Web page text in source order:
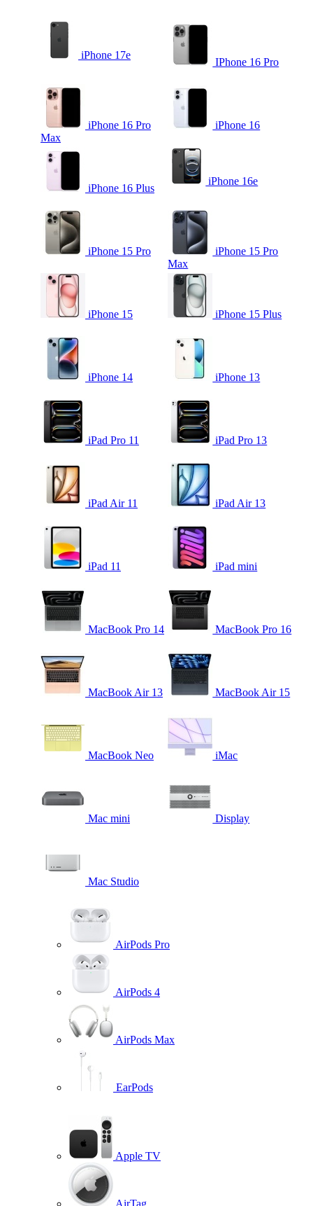
iPhone 17e
IPhone 16 Pro
iPhone 16 Pro
Max
iPhone 16
iPhone 16 Plus
iPhone 16e
iPhone 15 Pro
iPhone 15 Pro
Max
iPhone 15 iPhone 15 Plus
iPhone 14 iPhone 13
iPad Pro 11 iPad Pro 13
iPad Air 11 iPad Air 13
iPad 11 iPad mini
MacBook Pro 14 MacBook Pro 16
MacBook Air 13 MacBook Air 15
MacBook Neo iMac
Mac mini Display
Mac Studio
AirPods Pro
AirPods 4
AirPods Max
EarPods
Apple TV